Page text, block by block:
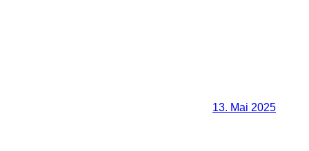
13. Mai 2025